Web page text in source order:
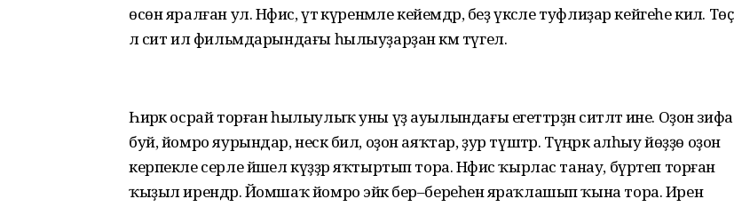
өсөн яралған ул. Нәфис, үтә күренмәле кейемдәр, беҙ үксәле туфлиҙар кейгеһе килә.
лә сит ил фильмдарындағы һылыуҙарҙан кәм түгел.
Һирәк осрай торған һылыулыҡ уны үҙ ауылындағы егеттәрҙән ситләтә ине. Оҙон зифа
буй, йомро яурындар, нескә бил, оҙон аяҡтар, ҙур түштәр. Түңәрәк алһыу йөҙҙө оҙон
керпекле серле йәшел күҙҙәр яҡтыртып тора. Нәфис ҡырлас танау, бүртеп торған
ҡыҙыл ирендәр. Йомшаҡ йомро эйәк бер–береһенә яраҡлашып ҡына тора. Ирен